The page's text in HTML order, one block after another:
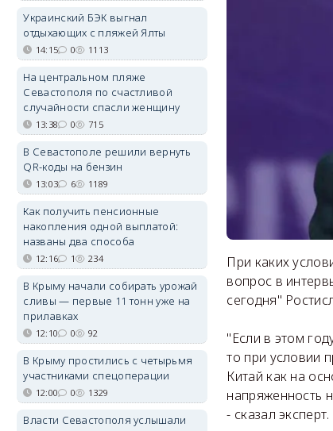
При каких
вопрос в
сегодня"
"Если в этом
то при условии
Китай как на
напряженность
- сказал эксперт.
Украинский БЭК выгнал
отдыхающих с пляжей Ялты
14:15 0 1113
На центральном пляже
Севастополя по счастливой
случайности спасли женщину
13:38 0 715
В Севастополе решили вернуть
QR-коды на бензин
13:03 6 1189
Как получить пенсионные
накопления одной выплатой:
названы два способа
12:16 1 234
В Крыму начали собирать урожай
сливы — первые 11 тонн уже на
прилавках
12:10 0 92
В Крыму простились с четырьмя
участниками спецоперации
12:00 0 1329
Власти Севастополя услышали